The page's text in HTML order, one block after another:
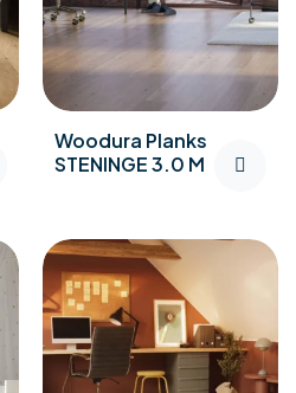
Woodura Planks
STENINGE 3.0 M